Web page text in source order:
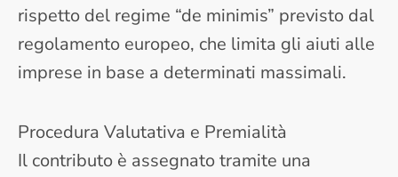
rispetto del regime “de minimis” previsto dal
regolamento europeo, che limita gli aiuti alle
imprese in base a determinati massimali.
Procedura Valutativa e Premialità
Il contributo è assegnato tramite una